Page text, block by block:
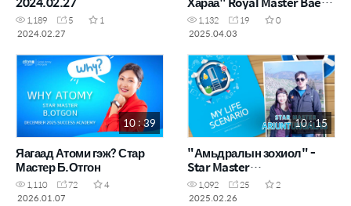
1,189 5
1
2024.02.27
Sung Ok
1,132 19
0
2025.04.03
10 : 39
Яагаад Атоми гэж? Стар
Мастер Б.Отгон
1,110 72
4
2026.01.07
10 : 15
"Амьдралын зохиол" -
Star Master
У.Ариунтунгалаг
1,092 25
2
2025.02.26